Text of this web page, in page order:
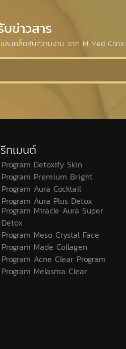
ข่าวสาร
ละเคล็ดลับความงาม จาก M Med Clinic
ทเมนต์
Program Detoxify Skin
Program Premium Bright
Program Aura Cocktail
Program Aura Plus Detox
Program Miracle Aura Super
Detox
Program Meso Crystal Face
Program Made Collagen
Program Acne Clear Program
Program Melasma Clear